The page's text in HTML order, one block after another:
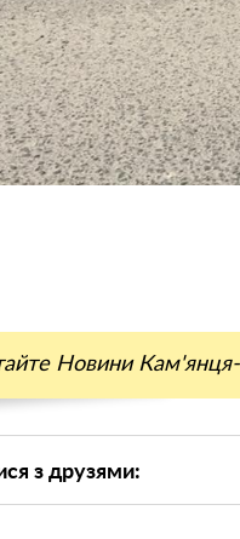
Новини Кам'янця-
з друзями: